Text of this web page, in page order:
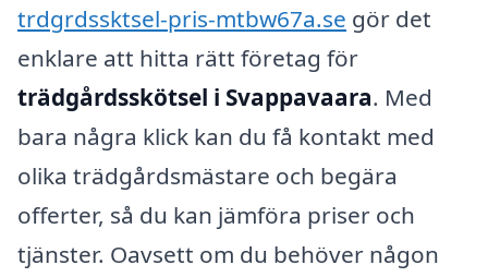
trdgrdssktsel-pris-mtbw67a.se gör det
enklare att hitta rätt företag för
trädgårdsskötsel i Svappavaara. Med
bara några klick kan du få kontakt med
olika trädgårdsmästare och begära
offerter, så du kan jämföra priser och
tjänster. Oavsett om du behöver någon